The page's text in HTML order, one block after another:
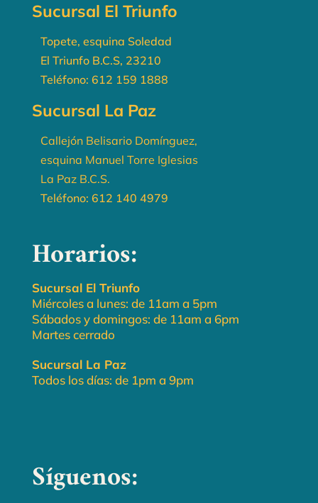
Sucursal El Triunfo
Topete, esquina Soledad
El Triunfo B.C.S, 23210
Teléfono: 612 159 1888
Sucursal La Paz
Callejón Belisario Domínguez,
esquina Manuel Torre Iglesias
La Paz B.C.S.
Teléfono: 612 140 4979
Horarios:
Sucursal El Triunfo
Miércoles a lunes: de 11am a 5pm
Sábados y domingos: de 11am a 6pm
Martes cerrado
Sucursal La Paz
Todos los días: de 1pm a 9pm
Síguenos: